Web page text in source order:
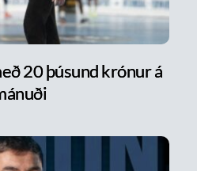
20 þúsund krónur á